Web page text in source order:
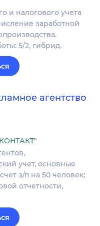
и налогового учета
заработной
5/2, гибрид.
агентство
учет, основные
з/п на 50 человек;
отчетности,